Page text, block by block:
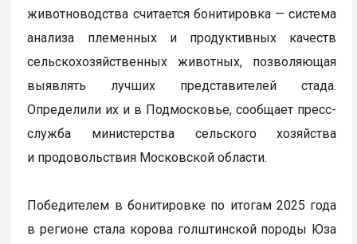
животноводства считается бонитировка — система
анализа племенных и продуктивных качеств
сельскохозяйственных животных, позволяющая
выявлять лучших представителей стада.
Определили их и в Подмосковье, сообщает пресс-
служба министерства сельского хозяйства
и продовольствия Московской области.
Победителем в бонитировке по итогам 2025 года
в регионе стала корова голштинской породы Юза